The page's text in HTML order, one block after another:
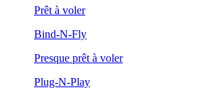
Prêt à voler
Bind-N-Fly
Presque prêt à voler
Plug-N-Play